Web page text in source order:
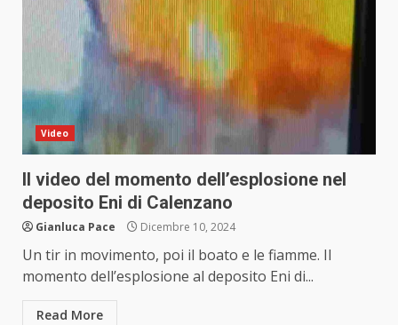
Video
Il video del momento dell’esplosione nel
deposito Eni di Calenzano
Gianluca Pace Dicembre 10, 2024
Un tir in movimento, poi il boato e le fiamme. Il
momento dell’esplosione al deposito Eni di...
Read More